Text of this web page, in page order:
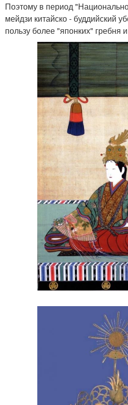
Поэтому в период
мейдзи китайско - буддийский
пользу более "японких" гребня